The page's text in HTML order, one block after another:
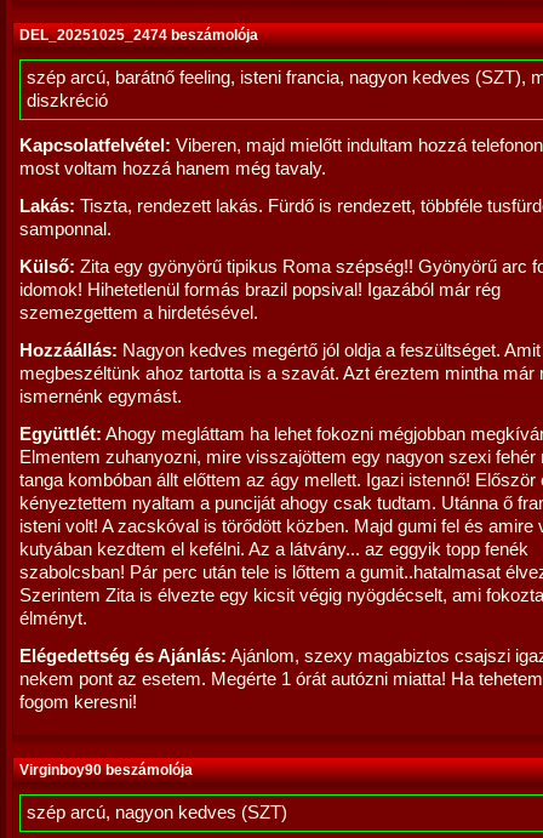
DEL_20251025_2474 beszámolója
szép arcú, barátnő feeling, isteni francia, nagyon kedves (SZT),
diszkréció
Kapcsolatfelvétel: Viberen, majd mielőtt indultam hozzá
most voltam hozzá hanem még tavaly.
Lakás: Tiszta, rendezett lakás. Fürdő is rendezett, többféle
samponnal.
Külső: Zita egy gyönyörű tipikus Roma szépség!! Gyönyörű arc
idomok! Hihetetlenül formás brazil popsival! Igazából már rég
szemezgettem a hirdetésével.
Hozzáállás: Nagyon kedves megértő jól oldja a feszültséget. Amit
megbeszéltünk ahoz tartotta is a szavát. Azt éreztem mintha már
ismernénk egymást.
Együttlét: Ahogy megláttam ha lehet fokozni mégjobban
Elmentem zuhanyozni, mire visszajöttem egy nagyon szexi fehér
tanga kombóban állt előttem az ágy mellett. Igazi istennő! Először
kényeztettem nyaltam a punciját ahogy csak tudtam. Utánna ő
isteni volt! A zacskóval is törődött közben. Majd gumi fel és amire
kutyában kezdtem el kefélni. Az a látvány... az eggyik topp fenék
szabolcsban! Pár perc után tele is lőttem a gumit..hatalmasat
Szerintem Zita is élvezte egy kicsit végig nyögdécselt, ami
élményt.
Elégedettség és Ajánlás: Ajánlom, szexy magabiztos csajszi
nekem pont az esetem. Megérte 1 órát autózni miatta! Ha
fogom keresni!
Virginboy90 beszámolója
szép arcú, nagyon kedves (SZT)